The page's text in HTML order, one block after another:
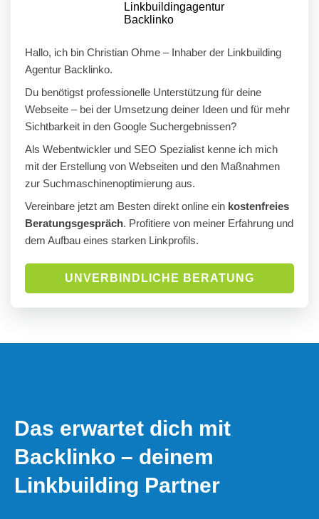
Hallo, ich bin Christian Ohme – Inhaber der Linkbuilding
Agentur Backlinko.
Du benötigst professionelle Unterstützung für deine
Webseite – bei der Umsetzung deiner Ideen und für mehr
Sichtbarkeit in den Google Suchergebnissen?
Als Webentwickler und SEO Spezialist kenne ich mich
mit der Erstellung von Webseiten und den Maßnahmen
zur Suchmaschinenoptimierung aus.
Vereinbare jetzt am Besten direkt online ein kostenfreies
Beratungsgespräch. Profitiere von meiner Erfahrung und
dem Aufbau eines starken Linkprofils.
UNVERBINDLICHE BERATUNG
Das erwartet dich mit
Backlinko – deinem
Linkbuilding Partner